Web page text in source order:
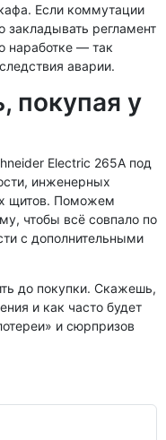
Если коммутации
закладывать регламент
наработке — так
аварии.
покупая у
Electric 265А под
инженерных
щитов. Поможем
чтобы всё совпало по
с дополнительными
до покупки. Скажешь,
и как часто будет
и сюрпризов